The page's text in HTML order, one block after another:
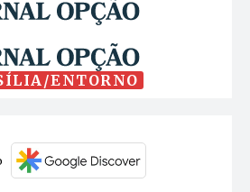
ENTORNO